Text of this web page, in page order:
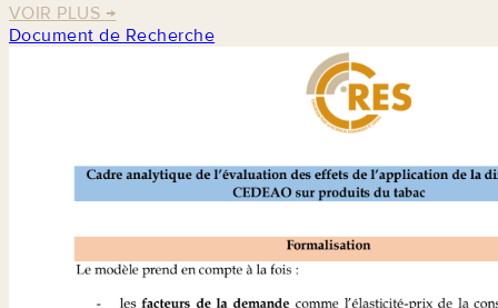
VOIR PLUS →
Document de Recherche